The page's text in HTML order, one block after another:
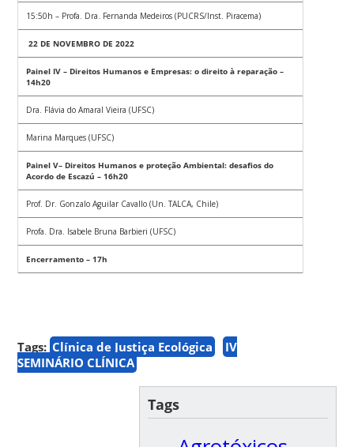
15:50h – Profa. Dra. Fernanda Medeiros (PUCRS/Inst. Piracema)
22 DE NOVEMBRO DE 2022
Painel IV – Direitos Humanos e Empresas: o direito à reparação –
14h20
Dra. Flávia do Amaral Vieira (UFSC)
Marina Marques (UFSC)
Painel V– Direitos Humanos e proteção Ambiental: desafios do
Acordo de Escazú – 16h20
Prof. Dr. Gonzalo Aguilar Cavallo (Un. TALCA, Chile)
Profa. Dra. Isabele Bruna Barbieri (UFSC)
Encerramento – 17h
Tags: Clínica de Justiça Ecológica
IV
SEMINÁRIO CLÍNICA
Tags